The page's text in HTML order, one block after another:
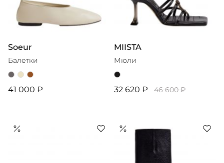
Soeur
Балетки
41 000 ₽
MIISTA
Мюли
32 620 ₽ 46 600 ₽